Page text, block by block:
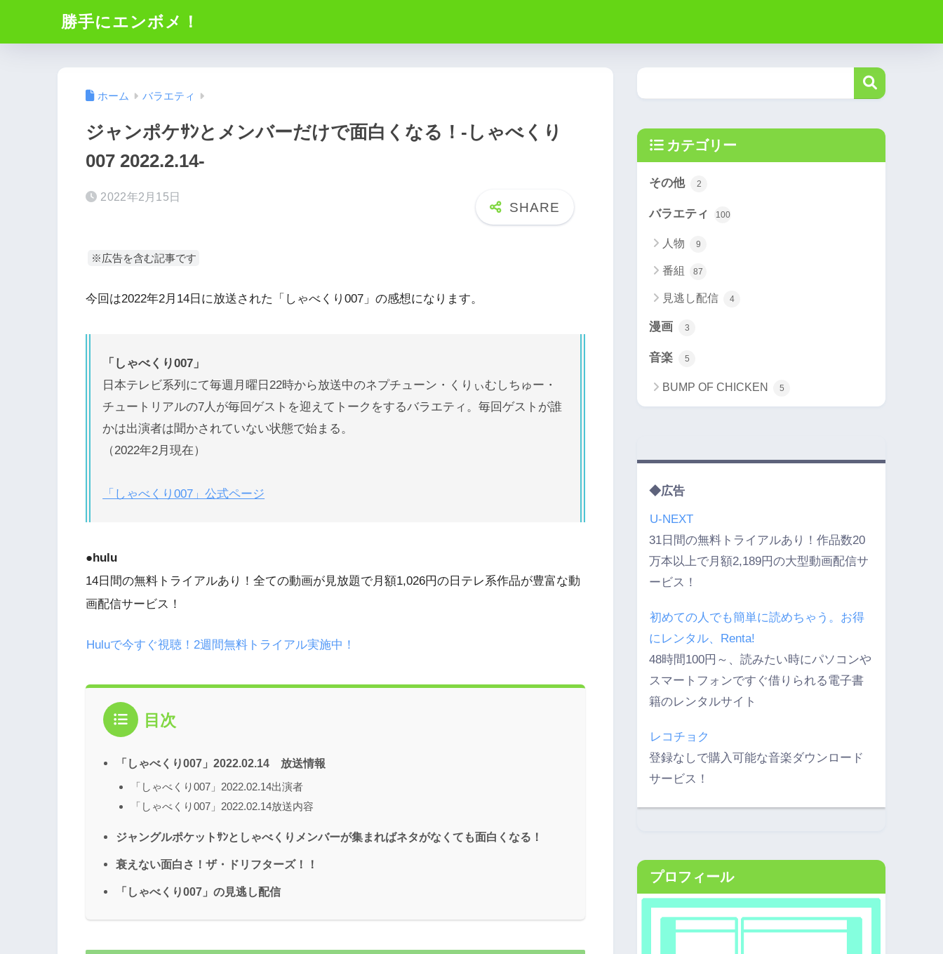
勝手にエンボメ！
ホーム バラエティ
ジャンポケｻﾝとメンバーだけで面白くなる！-しゃべくり
007 2022.2.14-
2022年2月15日
※広告を含む記事です
今回は2022年2月14日に放送された「しゃべくり007」の感想になります。
「しゃべくり007」
日本テレビ系列にて毎週月曜日22時から放送中のネプチューン・くりぃむしちゅー・
チュートリアルの7人が毎回ゲストを迎えてトークをするバラエティ。毎回ゲストが誰
かは出演者は聞かされていない状態で始まる。
（2022年2月現在）
「しゃべくり007」公式ページ
●hulu
14日間の無料トライアルあり！全ての動画が見放題で月額1,026円の日テレ系作品が豊富な動
画配信サービス！
Huluで今すぐ視聴！2週間無料トライアル実施中！
目次
「しゃべくり007」2022.02.14 放送情報
「しゃべくり007」2022.02.14出演者
「しゃべくり007」2022.02.14放送内容
ジャングルポケットｻﾝとしゃべくりメンバーが集まればネタがなくても面白くなる！
衰えない面白さ！ザ・ドリフターズ！！
「しゃべくり007」の見逃し配信
カテゴリー
その他 2
バラエティ 100
人物 9
番組 87
見逃し配信 4
漫画 3
音楽 5
BUMP OF CHICKEN 5
◆広告
U-NEXT
31日間の無料トライアルあり！作品数20
万本以上で月額2,189円の大型動画配信サ
ービス！
初めての人でも簡単に読めちゃう。お得
にレンタル、Renta!
48時間100円～、読みたい時にパソコンや
スマートフォンですぐ借りられる電子書
籍のレンタルサイト
レコチョク
登録なしで購入可能な音楽ダウンロード
サービス！
プロフィール